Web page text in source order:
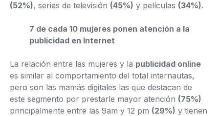
(52%), series de televisión (45%) y películas (34%).
7 de cada 10 mujeres ponen atención a la
publicidad en Internet
La relación entre las mujeres y la publicidad online
es similar al comportamiento del total internautas,
pero son las mamás digitales las que destacan de
este segmento por prestarle mayor atención (75%)
principalmente entre las 9am y 12 pm (29%) y tienen